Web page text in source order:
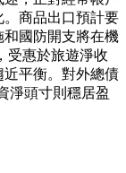
商品出口預計要
和國防開支將在機
受惠於旅遊淨收
平衡。對外總債
淨頭寸則穩居盈